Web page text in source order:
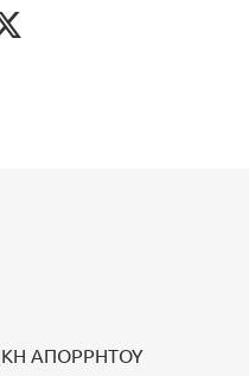
ΑΠΟΡΡΗΤΟΥ